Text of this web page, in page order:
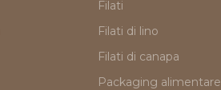
Filati
Filati di lino
Filati di canapa
Packaging alimentare